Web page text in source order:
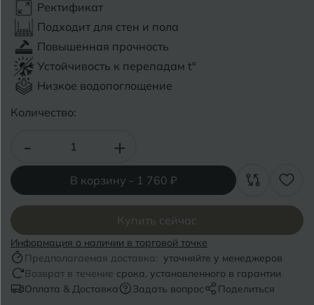
Ректификат
Подходит для стен и пола
Повышенная прочность
Устойчивость к перепадам t°
Низкое водопоглощение
Количество:
- +
В корзину - 1 760 ₽
Купить сейчас
Информация о наличии в торговой точке
Предполагаемая доставка: уточняйте у менеджеров
Возврат в течение срока, установленного в гарантии
Оплата & Доставка
Задать вопрос Поделиться
Бугуруслан
В Великий Новгород
Владимир
Волгоград
Волгодонск
Вологда
Воронеж
Воткинск
Г Геленджик
Саратов
Сосновый Бор
Сочи
Сыктывкар